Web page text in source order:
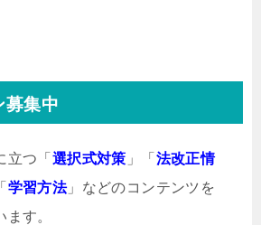
募集中
立つ「 選択式対策 」「 法改正情
学習方法」などのコンテンツを
ます。